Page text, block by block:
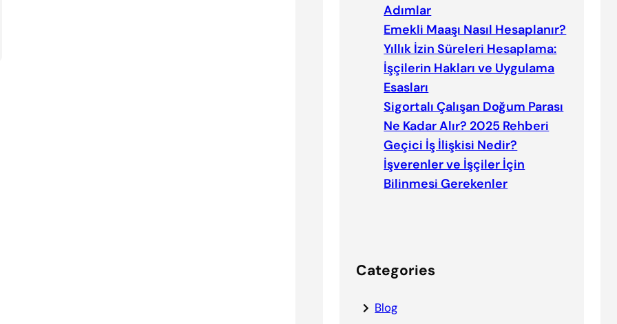
Adımlar
Emekli Maaşı Nasıl Hesaplanır?
Yıllık İzin Süreleri Hesaplama:
İşçilerin Hakları ve Uygulama
Esasları
Sigortalı Çalışan Doğum Parası
Ne Kadar Alır? 2025 Rehberi
Geçici İş İlişkisi Nedir?
İşverenler ve İşçiler İçin
Bilinmesi Gerekenler
Categories
Blog